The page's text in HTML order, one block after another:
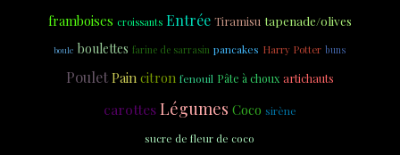
framboises croissants Entrée Tiramisu tapenade/olives
boule boulettes farine de sarrasin pancakes Harry Potter buns
Poulet Pain citron fenouil Pâte à choux artichauts
carottesLégumes Coco sirène
sucre de fleur de coco